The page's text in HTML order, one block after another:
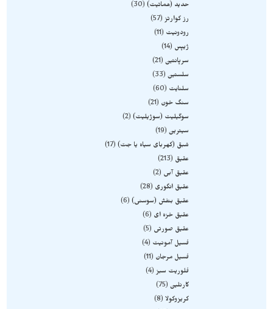
حدید (هماتیت) 30
رز کوارتز
57
رودونیت
11
ژیپس
14
سرپانتین 21
سلستین 33
سلنایت
60
سنگ خون
21
سوگیلیت (سوژیلیت) 2
سیترین 19
شبق (کهربای سیاه یا جت) 17
عقیق
213
عقیق آبی
2
عقیق انگوری
28
عقیق بنفش (سوسنی) 6
عقیق خزه ای
6
عقیق صورتی
5
فسیل آمونیت
4
فسیل مرجان
11
فلوریت سبز
4
کارنلین 75
کریزوکولا 8